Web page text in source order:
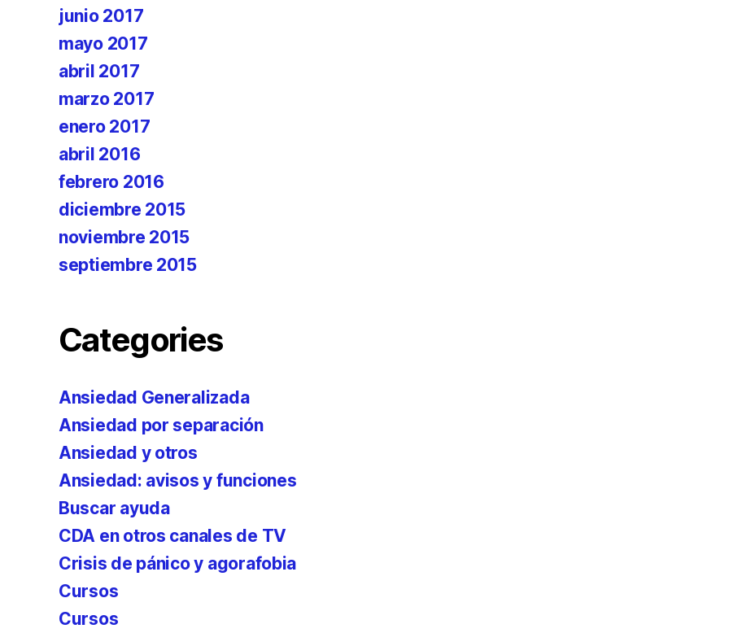
junio 2017
mayo 2017
abril 2017
marzo 2017
enero 2017
abril 2016
febrero 2016
diciembre 2015
noviembre 2015
septiembre 2015
Categories
Ansiedad Generalizada
Ansiedad por separación
Ansiedad y otros
Ansiedad: avisos y funciones
Buscar ayuda
CDA en otros canales de TV
Crisis de pánico y agorafobia
Cursos
Cursos